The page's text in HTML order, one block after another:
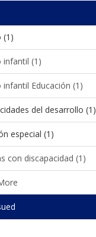
(1)
infantil (1)
Educación (1)
del desarrollo (1)
especial (1)
con discapacidad (1)